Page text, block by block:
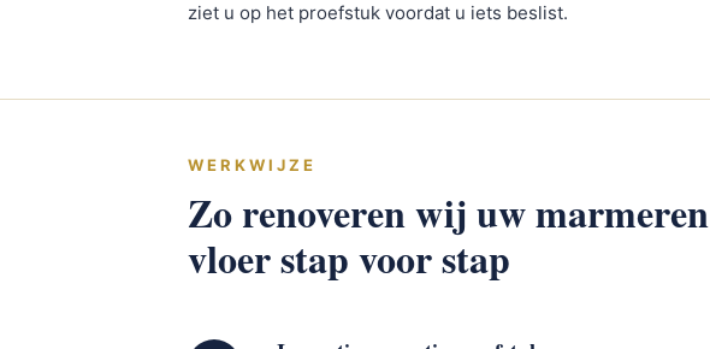
ziet u op het proefstuk voordat u iets beslist.
WERKWIJZE
Zo renoveren wij uw marmeren
vloer stap voor stap